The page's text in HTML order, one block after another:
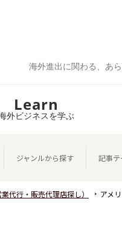
海外進出に関わる、あ
Learn
外ビジネスを学ぶ
ジャンルから探す 記事
代行・販売代理店探し） アメ